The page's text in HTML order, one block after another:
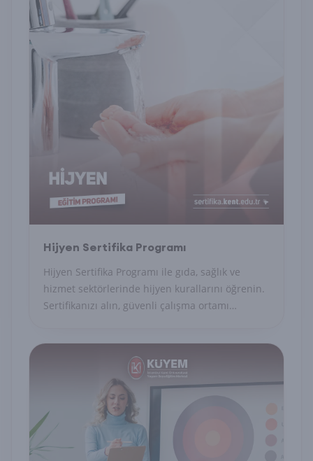
Hijyen Sertifika Programı
Hijyen Sertifika Programı ile gıda, sağlık ve
hizmet sektörlerinde hijyen kurallarını öğrenin.
Sertifikanızı alın, güvenli çalışma ortamı